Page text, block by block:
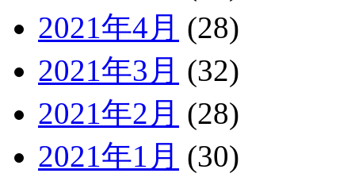
2021年4月 (28)
2021年3月 (32)
2021年2月 (28)
2021年1月 (30)